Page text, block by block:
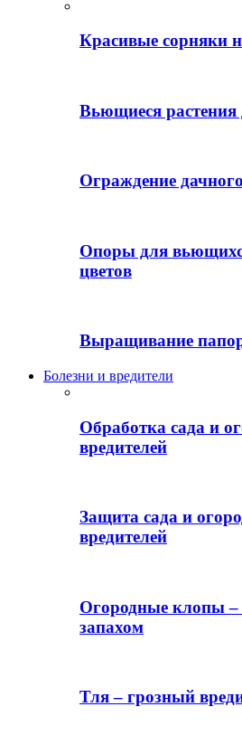
Красивые сорняки
Вьющиеся растения
Ограждение
Опоры для
цветов
Выращивание
Болезни и вредители
Обработка сада и
вредителей
Защита сада и
вредителей
Огородные клопы –
запахом
Тля – грозный